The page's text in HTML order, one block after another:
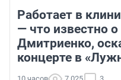
Работает в
— что известно о
Дмитриенко,
концерте в